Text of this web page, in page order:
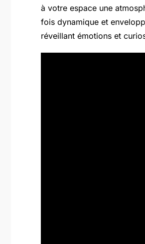
à votre espace une
fois dynamique et
réveillant émotions et